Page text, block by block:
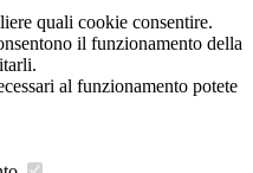
quali cookie consentire.
il funzionamento della
al funzionamento potete